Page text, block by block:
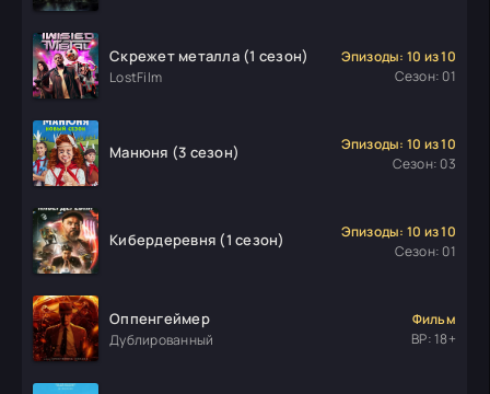
Скрежет металла (1 сезон)
LostFilm
Эпизоды: 10 из 10
Сезон: 01
Манюня (3 сезон)
Эпизоды: 10 из 10
Сезон: 03
Кибердеревня (1 сезон)
Эпизоды: 10 из 10
Сезон: 01
Оппенгеймер
Дублированный
Фильм
ВР: 18+